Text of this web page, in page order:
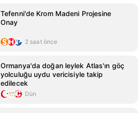
Tefenni'de Krom Madeni Projesine
Onay
2 saat önce
Ormanya'da doğan leylek Atlas'ın göç
yolculuğu uydu vericisiyle takip
edilecek
Dün